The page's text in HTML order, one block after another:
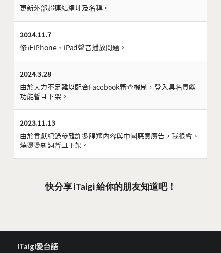
更新外部超連結網址及名稱。
2024.11.7
修正iPhone、iPad聲音播放問題。
2024.3.28
由於人力不足難以配合Facebook審查機制，登入具名貢獻
功能暫且下架。
2023.11.13
由於貢獻紀錄參雜許多腥羶內容與中國惡意廣告，我很會、
燒燙燙新詞暫且下架。
快分享 iTaigi 給你的朋友知道吧！
iTaigi愛台語